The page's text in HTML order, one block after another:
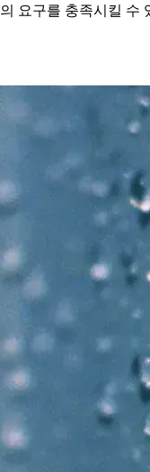
요구를 충족시킬 수